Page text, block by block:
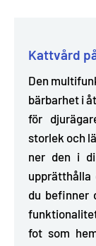
Kattvård
Den
bärbarhet i
för
storlek och
ner den i
upprätthålla
du befinner
fot som